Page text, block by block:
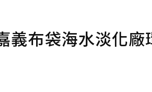
義布袋海水淡化